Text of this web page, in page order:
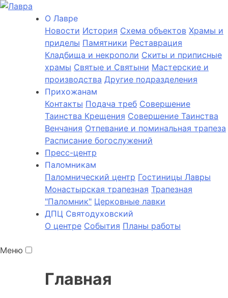
О Лаврe
Новости История Cхема объектов Храмы и
приделы Памятники Реставрация
Кладбища и некрополи Скиты и приписные
храмы Святые и Святыни Мастерские и
производства Другие подразделения
Прихожанам
Контакты Подача треб Совершение
Таинства Крещения Совершение Таинства
Венчания Отпевание и поминальная трапеза
Расписание богослужений
Пресс-центр
Паломникам
Паломнический центр Гостиницы Лавры
Монастырская трапезная Трапезная
"Паломник" Церковные лавки
ДПЦ Святодуховский
О центре События Планы работы
Меню
Главная